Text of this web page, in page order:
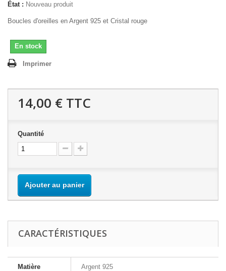
État : Nouveau produit
Boucles d'oreilles en Argent 925 et Cristal rouge
En stock
Imprimer
14,00 € TTC
Quantité
Ajouter au panier
CARACTÉRISTIQUES
Matière Argent 925